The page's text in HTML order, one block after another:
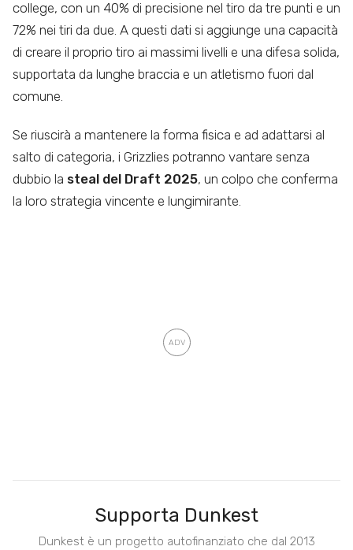
college, con un 40% di precisione nel tiro da tre punti e un
72% nei tiri da due. A questi dati si aggiunge una capacità
di creare il proprio tiro ai massimi livelli e una difesa solida,
supportata da lunghe braccia e un atletismo fuori dal
comune.
Se riuscirà a mantenere la forma fisica e ad adattarsi al
salto di categoria, i Grizzlies potranno vantare senza
dubbio la steal del Draft 2025, un colpo che conferma
la loro strategia vincente e lungimirante.
Supporta Dunkest
Dunkest è un progetto autofinanziato che dal 2013